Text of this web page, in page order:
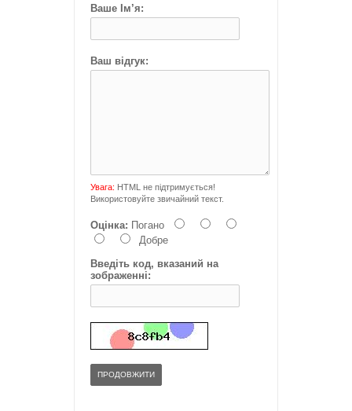
Ваше Ім’я:
Ваш відгук:
Увага: HTML не підтримується!
Використовуйте звичайний текст.
Оцінка: Погано
Добре
Введіть код, вказаний на
зображенні:
ПРОДОВЖИТИ